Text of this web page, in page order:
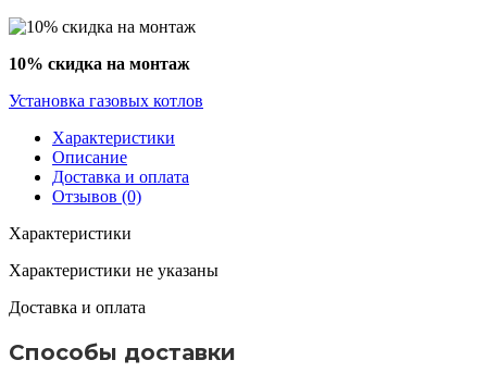
10% скидка на монтаж
Установка газовых котлов
Характеристики
Описание
Доставка и оплата
Отзывов (0)
Характеристики
Характеристики не указаны
Доставка и оплата
Способы доставки